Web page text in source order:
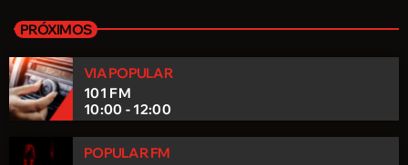
PRÓXIMOS
VIA POPULAR
101 FM
10:00 - 12:00
POPULAR FM